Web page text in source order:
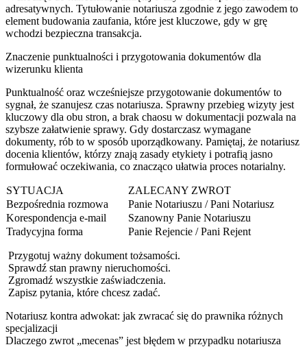
adresatywnych. Tytułowanie notariusza zgodnie z jego zawodem to
element budowania zaufania, które jest kluczowe, gdy w grę
wchodzi bezpieczna transakcja.
Znaczenie punktualności i przygotowania dokumentów dla
wizerunku klienta
Punktualność oraz wcześniejsze przygotowanie dokumentów to
sygnał, że szanujesz czas notariusza. Sprawny przebieg wizyty jest
kluczowy dla obu stron, a brak chaosu w dokumentacji pozwala na
szybsze załatwienie sprawy. Gdy dostarczasz wymagane
dokumenty, rób to w sposób uporządkowany. Pamiętaj, że notariusz
docenia klientów, którzy znają zasady etykiety i potrafią jasno
formułować oczekiwania, co znacząco ułatwia proces notarialny.
SYTUACJA
ZALECANY ZWROT
Bezpośrednia rozmowa
Panie Notariuszu / Pani Notariusz
Korespondencja e-mail
Szanowny Panie Notariuszu
Tradycyjna forma
Panie Rejencie / Pani Rejent
Przygotuj ważny dokument tożsamości.
Sprawdź stan prawny nieruchomości.
Zgromadź wszystkie zaświadczenia.
Zapisz pytania, które chcesz zadać.
Notariusz kontra adwokat: jak zwracać się do prawnika różnych
specjalizacji
Dlaczego zwrot „mecenas” jest błędem w przypadku notariusza